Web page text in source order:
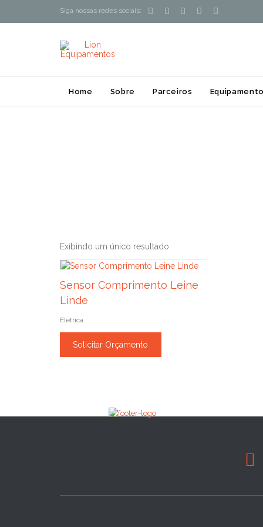
Siga nossas redes sociais:     
Home Sobre Parceiros
Exibindo um único resultado
Sensor Comprimento Leine
Linde
Elétrica
Solicitar Orçamento
